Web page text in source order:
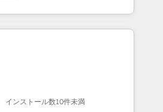
objectives. With 125+
in Canada (coast to coast), our
in both English & French.
empresas en cada etapa de su
estrategia, tecnología y
por combinar excelencia
estratégica a largo plazo.
インストール数10件未満